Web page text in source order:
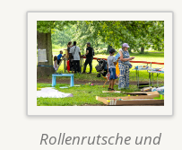
Rollenrutsche und